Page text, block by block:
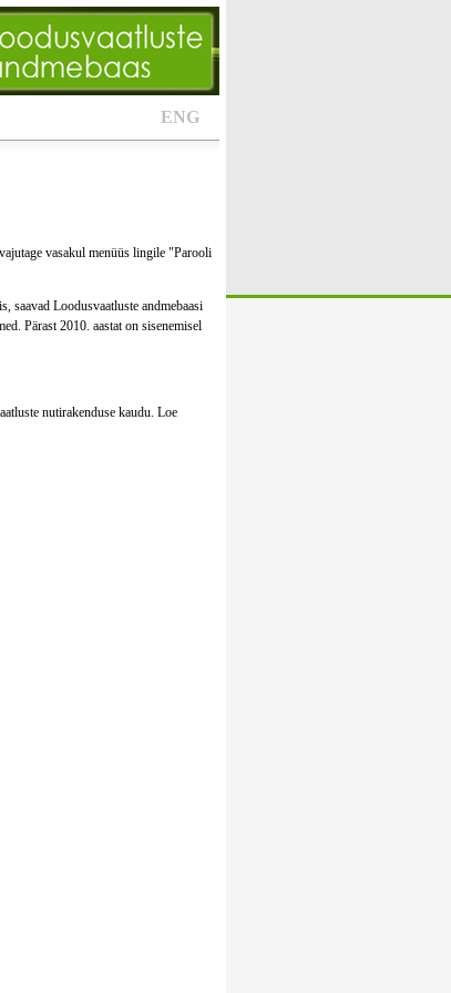
ENG
vasakul menüüs lingile "Parooli
saavad Loodusvaatluste andmebaasi
Pärast 2010. aastat on sisenemisel
nutirakenduse kaudu. Loe